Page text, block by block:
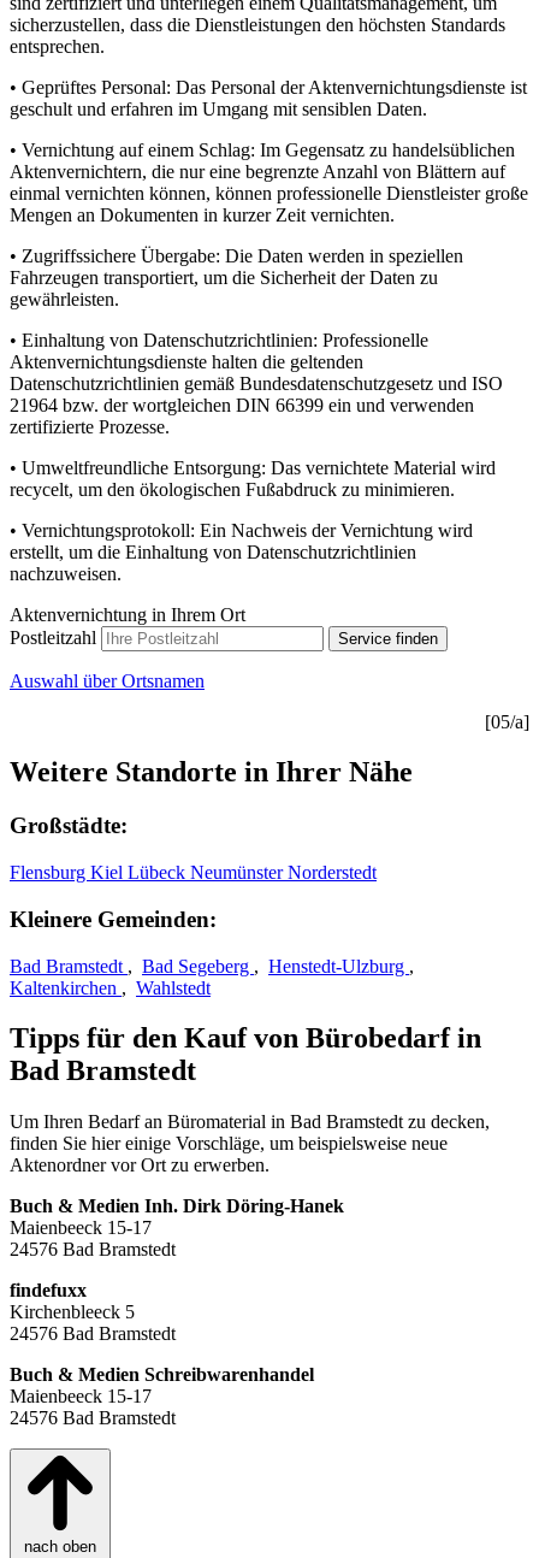
sicherzustellen, dass die Dienstleistungen den höchsten Standards
entsprechen.
• Geprüftes Personal: Das Personal der Aktenvernichtungsdienste ist
geschult und erfahren im Umgang mit sensiblen Daten.
• Vernichtung auf einem Schlag: Im Gegensatz zu handelsüblichen
Aktenvernichtern, die nur eine begrenzte Anzahl von Blättern auf
einmal vernichten können, können professionelle Dienstleister große
Mengen an Dokumenten in kurzer Zeit vernichten.
• Zugriffssichere Übergabe: Die Daten werden in speziellen
Fahrzeugen transportiert, um die Sicherheit der Daten zu
gewährleisten.
• Einhaltung von Datenschutzrichtlinien: Professionelle
Aktenvernichtungsdienste halten die geltenden
Datenschutzrichtlinien gemäß Bundesdatenschutzgesetz und ISO
21964 bzw. der wortgleichen DIN 66399 ein und verwenden
zertifizierte Prozesse.
• Umweltfreundliche Entsorgung: Das vernichtete Material wird
recycelt, um den ökologischen Fußabdruck zu minimieren.
• Vernichtungsprotokoll: Ein Nachweis der Vernichtung wird
erstellt, um die Einhaltung von Datenschutzrichtlinien
nachzuweisen.
Aktenvernichtung in Ihrem Ort
Postleitzahl
Service finden
Auswahl über Ortsnamen
[05/a]
Weitere Standorte in Ihrer Nähe
Großstädte:
Flensburg Kiel Lübeck NeumünsterNorderstedt
Kleinere Gemeinden:
Bad Bramstedt , Bad Segeberg , Henstedt-Ulzburg ,
Kaltenkirchen , Wahlstedt
Tipps für den Kauf von Bürobedarf in
Bad Bramstedt
Um Ihren Bedarf an Büromaterial in Bad Bramstedt zu decken,
finden Sie hier einige Vorschläge, um beispielsweise neue
Aktenordner vor Ort zu erwerben.
Buch & Medien Inh. Dirk Döring-Hanek
Maienbeeck 15‑17
24576 Bad Bramstedt
findefuxx
Kirchenbleeck 5
24576 Bad Bramstedt
Buch & Medien Schreibwarenhandel
Maienbeeck 15‑17
24576 Bad Bramstedt
nach oben